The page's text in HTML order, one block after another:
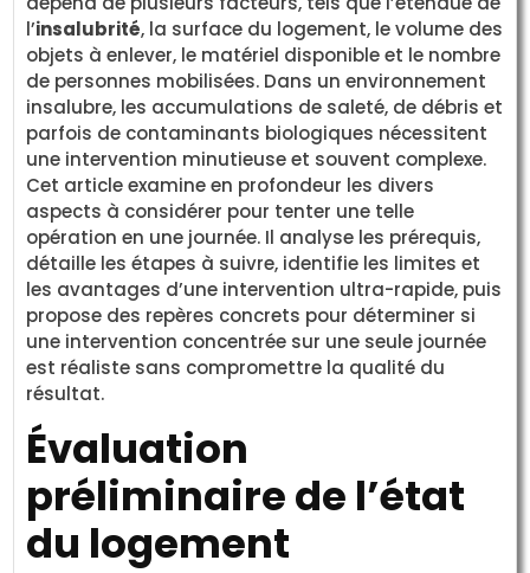
l’insalubrité, la surface du logement, le volume des
objets à enlever, le matériel disponible et le nombre
de personnes mobilisées. Dans un environnement
insalubre, les accumulations de saleté, de débris et
parfois de contaminants biologiques nécessitent
une intervention minutieuse et souvent complexe.
Cet article examine en profondeur les divers
aspects à considérer pour tenter une telle
opération en une journée. Il analyse les prérequis,
détaille les étapes à suivre, identifie les limites et
les avantages d’une intervention ultra-rapide, puis
propose des repères concrets pour déterminer si
une intervention concentrée sur une seule journée
est réaliste sans compromettre la qualité du
résultat.
Évaluation
préliminaire de l’état
du logement